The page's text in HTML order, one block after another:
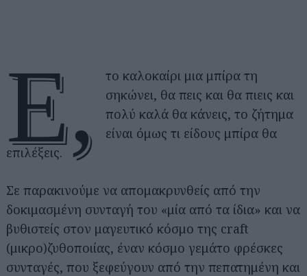
Ε,
το καλοκαίρι μια μπίρα τη
σηκώνει, θα πεις και θα πιεις και
πολύ καλά θα κάνεις, το ζήτημα
είναι όμως τι είδους μπίρα θα
επιλέξεις.
Σε παρακινούμε να απομακρυνθείς από την
δοκιμασμένη συνταγή του «μία από τα ίδια» και να
βυθιστείς στον μαγευτικό κόσμο της craft
(μικρο)ζυθοποιίας, έναν κόσμο γεμάτο φρέσκες
συνταγές, που ξεφεύγουν από την πεπατημένη και